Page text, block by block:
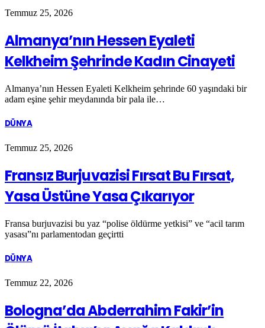
Temmuz 25, 2026
Almanya’nın Hessen Eyaleti
Kelkheim Şehrinde Kadın Cinayeti
Almanya’nın Hessen Eyaleti Kelkheim şehrinde 60 yaşındaki bir
adam eşine şehir meydanında bir pala ile…
DÜNYA
Temmuz 25, 2026
Fransız Burjuvazisi Fırsat Bu Fırsat,
Yasa Üstüne Yasa Çıkarıyor
Fransa burjuvazisi bu yaz “polise öldürme yetkisi” ve “acil tarım
yasası”nı parlamentodan geçirtti
DÜNYA
Temmuz 22, 2026
Bologna’da Abderrahim Fakir’in